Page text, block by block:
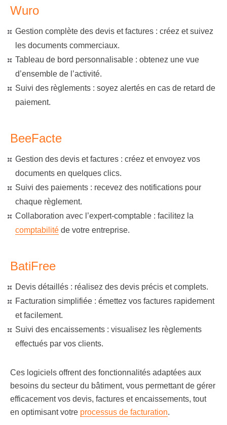
Wuro
Gestion complète des devis et factures : créez et suivez
les documents commerciaux.
Tableau de bord personnalisable : obtenez une vue
d’ensemble de l’activité.
Suivi des règlements : soyez alertés en cas de retard de
paiement.
BeeFacte
Gestion des devis et factures : créez et envoyez vos
documents en quelques clics.
Suivi des paiements : recevez des notifications pour
chaque règlement.
Collaboration avec l’expert-comptable : facilitez la
comptabilité de votre entreprise.
BatiFree
Devis détaillés : réalisez des devis précis et complets.
Facturation simplifiée : émettez vos factures rapidement
et facilement.
Suivi des encaissements : visualisez les règlements
effectués par vos clients.
Ces logiciels offrent des fonctionnalités adaptées aux
besoins du secteur du bâtiment, vous permettant de gérer
efficacement vos devis, factures et encaissements, tout
en optimisant votre processus de facturation.